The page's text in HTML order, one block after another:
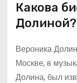
Какова
Долиной?
Вероника
Москве, в
Долина, был